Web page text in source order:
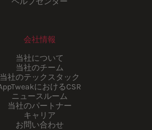
会社情報
当社について
当社のチーム
当社のテックスタック
におけるCSR
ニュースルーム
当社のパートナー
キャリア
お問い合わせ